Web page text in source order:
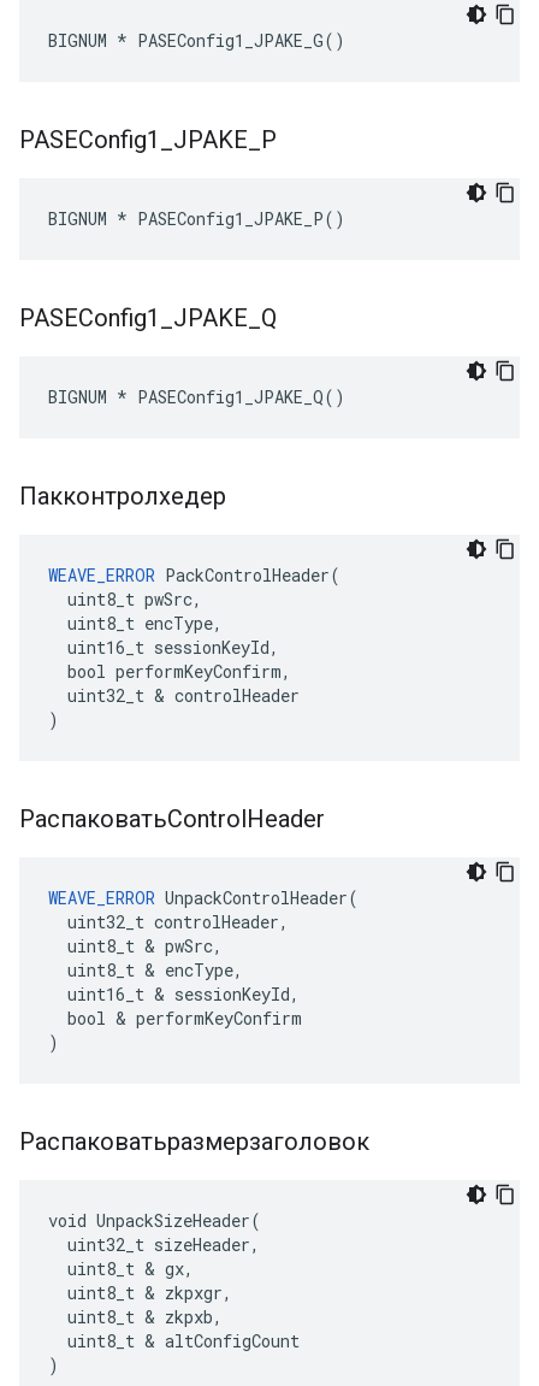
BIGNUM * PASEConfig1_JPAKE_G()
PASEConfig1 JPAKE P
BIGNUM * PASEConfig1_JPAKE_P()
PASEConfig1 JPAKE Q
BIGNUM * PASEConfig1_JPAKE_Q()
Пакконтролхедер
WEAVE_ERROR PackControlHeader(
  uint8_t pwSrc,
  uint8_t encType,
  uint16_t sessionKeyId,
  bool performKeyConfirm,
  uint32_t & controlHeader
)
РаспаковатьControlHeader
WEAVE_ERROR UnpackControlHeader(
  uint32_t controlHeader,
  uint8_t & pwSrc,
  uint8_t & encType,
  uint16_t & sessionKeyId,
  bool & performKeyConfirm
)
Распаковатьразмерзаголовок
void UnpackSizeHeader(
  uint32_t sizeHeader,
  uint8_t & gx,
  uint8_t & zkpxgr,
  uint8_t & zkpxb,
  uint8_t & altConfigCount
)